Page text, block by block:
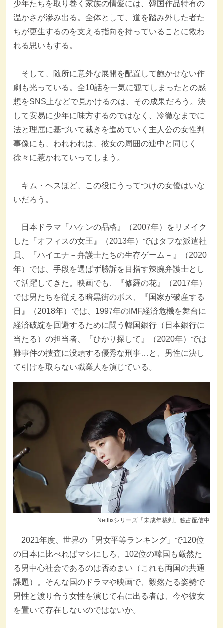
少年たちを取り巻く家族の情愛には、韓国作品特有の
温かさが滲み出る。全体として、道を踏み外した者た
ちが更生するのを支える指向を持っていることに救わ
れる思いもする。
そして、随所に意外な展開を配置して飽かせない作
劇も光っている。全10話を一気に観てしまったとの感
想をSNS上などで見かけるのは、その成果だろう。決
して安易に少年に味方するのではなく、冷徹なまでに
法と理屈に基づいて裁きを進めていく主人公の女性判
事像にも、われわれは、彼女の周囲の連中と同じく
徐々に惹かれていってしまう。
キム・ヘスほど、この役にうってつけの女優はいな
いだろう。
日本ドラマ『ハケンの品格』（2007年）をリメイク
した『オフィスの女王』（2013年）ではタフな派遣社
員、『ハイエナ－弁護士たちの生存ゲーム－』（2020
年）では、手段を選ばず勝訴を目指す辣腕弁護士とし
て活躍してきた。映画でも、『修羅の花』（2017年）
では男たちを従える暗黒街のボス、『国家が破産する
日』（2018年）では、1997年のIMF経済危機を舞台に
経済破綻を回避するために闘う韓国銀行（日本銀行に
当たる）の担当者、『ひかり探して』（2020年）では
難事件の捜査に没頭する優秀な刑事…と、男性に決し
て引けを取らない職業人を演じている。
Netflixシリーズ「未成年裁判」独占配信中
2021年度、世界の「男女平等ランキング」で120位
の日本に比べればマシにしろ、102位の韓国も厳然た
る男中心社会であるのは否めまい（これも両国の共通
課題）。そんな国のドラマや映画で、毅然たる姿勢で
男性と渡り合う女性を演じて右に出る者は、今や彼女
を置いて存在しないのではないか。